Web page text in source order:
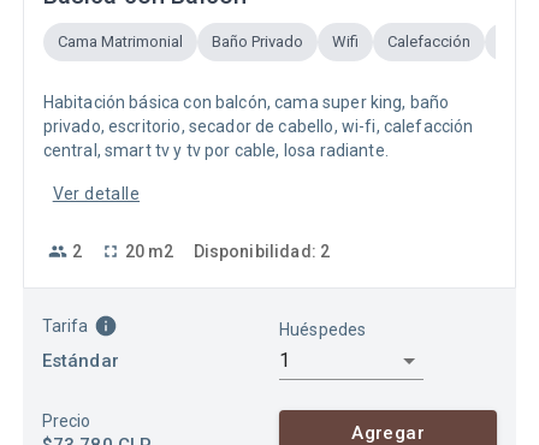
Cama Matrimonial Baño Privado Wifi Calefacción
Habitación básica con balcón, cama super king, baño
privado, escritorio, secador de cabello, wi-fi, calefacción
central, smart tv y tv por cable, losa radiante.
Ver detalle
2 20 m2 Disponibilidad : 2
Tarifa
Estándar
Huéspedes
1
Precio
Agregar